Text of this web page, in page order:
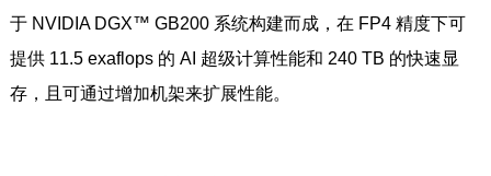
于 NVIDIA DGX™ GB200 系统构建而成，在 FP4 精度下可
提供 11.5 exaflops 的 AI 超级计算性能和 240 TB 的快速显
存，且可通过增加机架来扩展性能。